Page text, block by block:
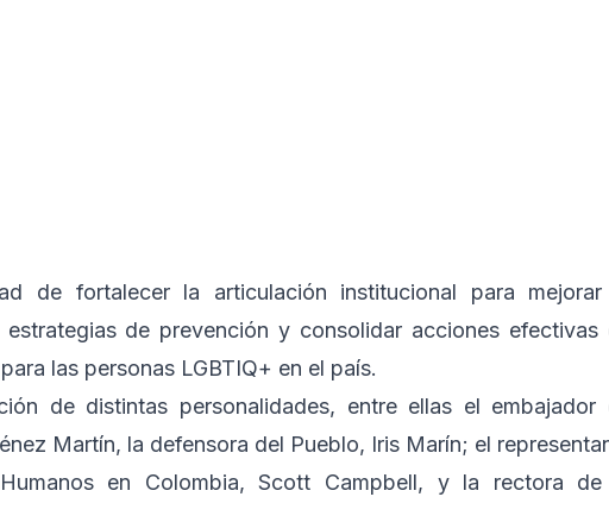
de fortalecer la articulación institucional para
de prevención y consolidar acciones efectivas
las personas LGBTIQ+ en el país.
de distintas personalidades, entre ellas el embajador
Martín, la defensora del Pueblo, Iris Marín; el
en Colombia, Scott Campbell, y la rectora